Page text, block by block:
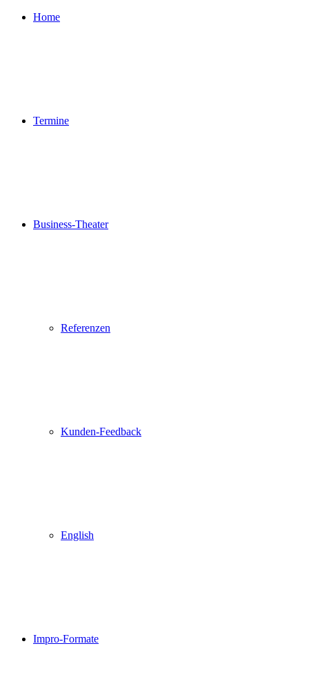
Home
Termine
Business-Theater
Referenzen
Kunden-Feedback
English
Impro-Formate